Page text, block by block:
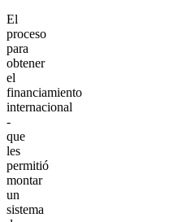
El
proceso
para
obtener
el
financiamiento
internacional
-
que
les
permitió
montar
un
sistema